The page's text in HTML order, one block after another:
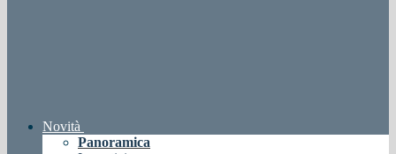
Novità
Panoramica